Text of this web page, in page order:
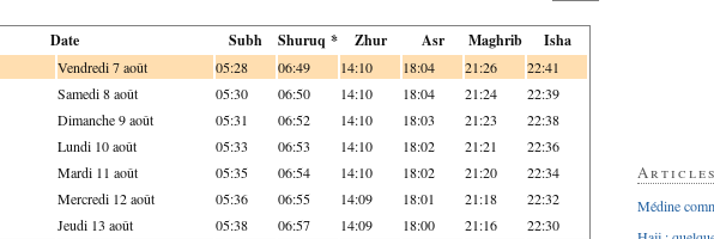
Date Subh Shuruq * Zhur Asr Maghrib Isha
Vendredi 7 août 05:28 06:49 14:10 18:04 21:26 22:41
Samedi 8 août 05:30 06:50 14:10 18:04 21:24 22:39
Dimanche 9 août 05:31 06:52 14:10 18:03 21:23 22:38
Lundi 10 août 05:33 06:53 14:10 18:02 21:21 22:36
Mardi 11 août 05:35 06:54 14:10 18:02 21:20 22:34
Mercredi 12 août 05:36 06:55 14:09 18:01 21:18 22:32
Jeudi 13 août 05:38 06:57 14:09 18:00 21:16 22:30
Médine